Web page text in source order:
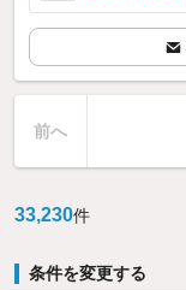
前へ
33,230件
条件を変更する